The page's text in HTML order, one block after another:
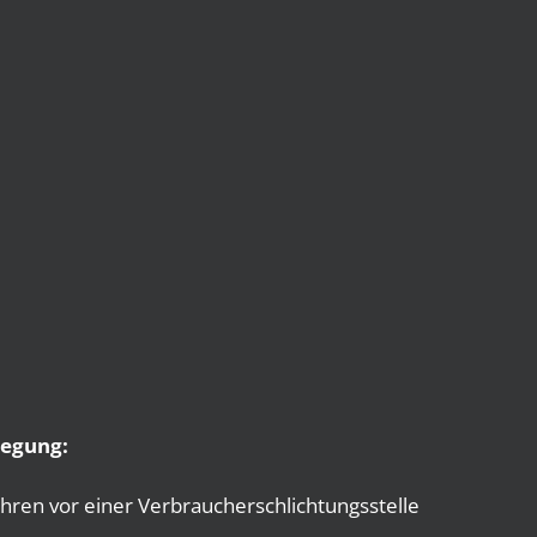
vor einer Verbraucherschlichtungsstelle